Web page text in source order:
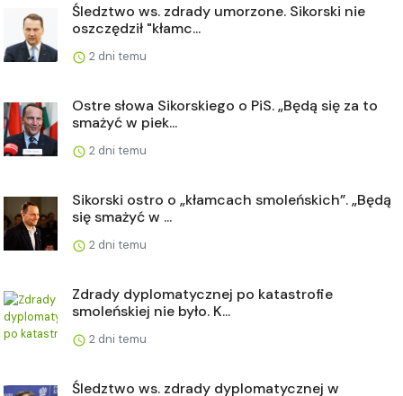
Śledztwo ws. zdrady umorzone. Sikorski nie
oszczędził "kłamc...
2 dni temu
Ostre słowa Sikorskiego o PiS. „Będą się za to
smażyć w piek...
2 dni temu
Sikorski ostro o „kłamcach smoleńskich”. „Będą
się smażyć w ...
2 dni temu
Zdrady dyplomatycznej po katastrofie
smoleńskiej nie było. K...
2 dni temu
Śledztwo ws. zdrady dyplomatycznej w